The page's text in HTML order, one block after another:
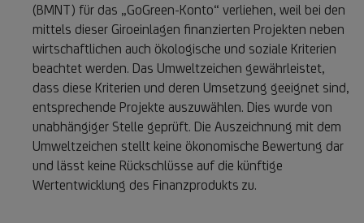
(BMNT) für das „GoGreen-Konto“ verliehen, weil bei den
mittels dieser Giroeinlagen finanzierten Projekten neben
wirtschaftlichen auch ökologische und soziale Kriterien
beachtet werden. Das Umweltzeichen gewährleistet,
dass diese Kriterien und deren Umsetzung geeignet sind,
entsprechende Projekte auszuwählen. Dies wurde von
unabhängiger Stelle geprüft. Die Auszeichnung mit dem
Umweltzeichen stellt keine ökonomische Bewertung dar
und lässt keine Rückschlüsse auf die künftige
Wertentwicklung des Finanzprodukts Fußnote
zu.